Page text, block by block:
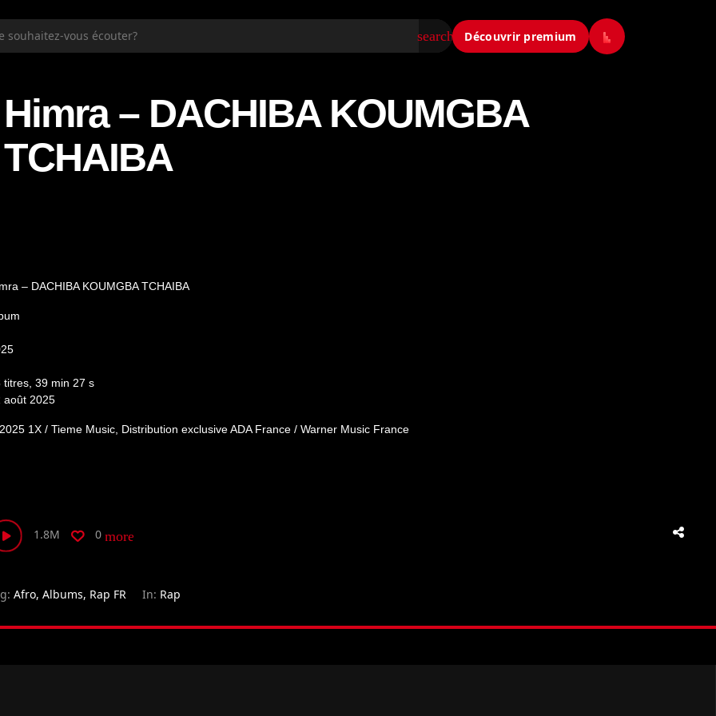
search Découvrir premium
Himra – DACHIBA KOUMGBA
TCHAIBA
– DACHIBA KOUMGBA TCHAIBA
titres, 39 min 27 s
août 2025
1X / Tieme Music, Distribution exclusive ADA France / Warner Music France
1.8M 0 more_horiz
Afro, Albums, Rap FR In: Rap